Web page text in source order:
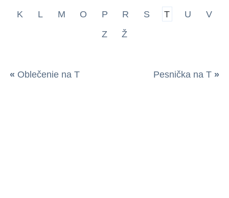
K
L M O P R S T U
V
Z
Ž
« Oblečenie na T Pesnička na T »